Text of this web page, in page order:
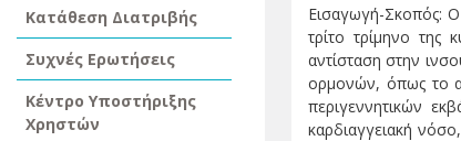
Κατάθεση Διατριβής
Συχνές Ερωτήσεις
Κέντρο Υποστήριξης
Χρηστών
Εισαγωγή-Σκοπός: Ο
τρίτο τρίμηνο της
αντίσταση στην
ορμονών, όπως το
περιγεννητικών
καρδιαγγειακή